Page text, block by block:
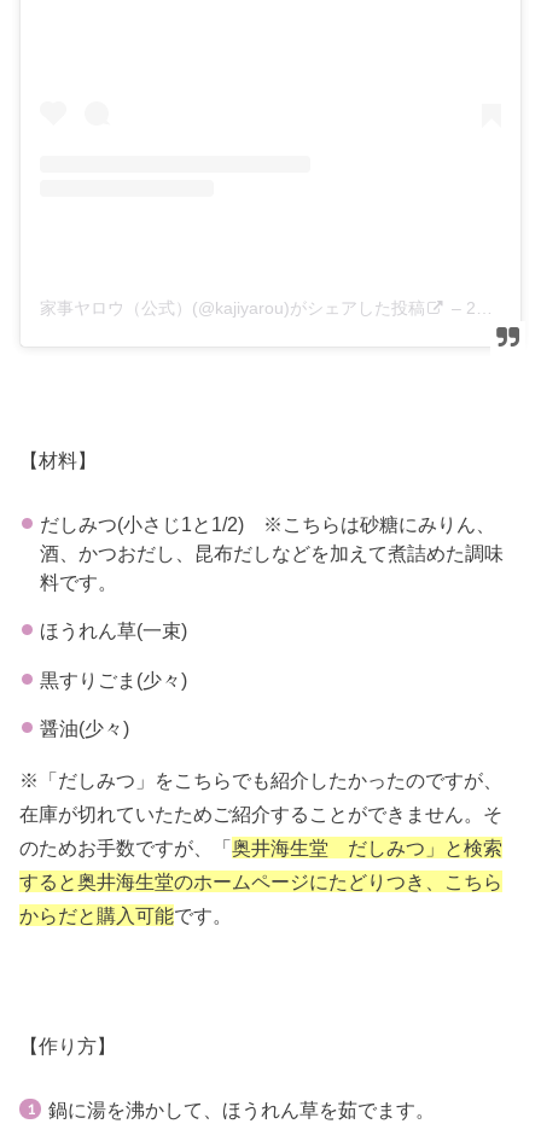
家事ヤロウ（公式）(@kajiyarou)がシェアした投稿 – 2020年 2月月12日午前7時00分PST
【材料】
だしみつ(小さじ1と1/2) ※こちらは砂糖にみりん、
酒、かつおだし、昆布だしなどを加えて煮詰めた調味
料です。
ほうれん草(一束)
黒すりごま(少々)
醤油(少々)
※「だしみつ」をこちらでも紹介したかったのですが、
在庫が切れていたためご紹介することができません。そ
のためお手数ですが、「奥井海生堂 だしみつ」と検索
すると奥井海生堂のホームページにたどりつき、こちら
からだと購入可能です。
【作り方】
鍋に湯を沸かして、ほうれん草を茹でます。